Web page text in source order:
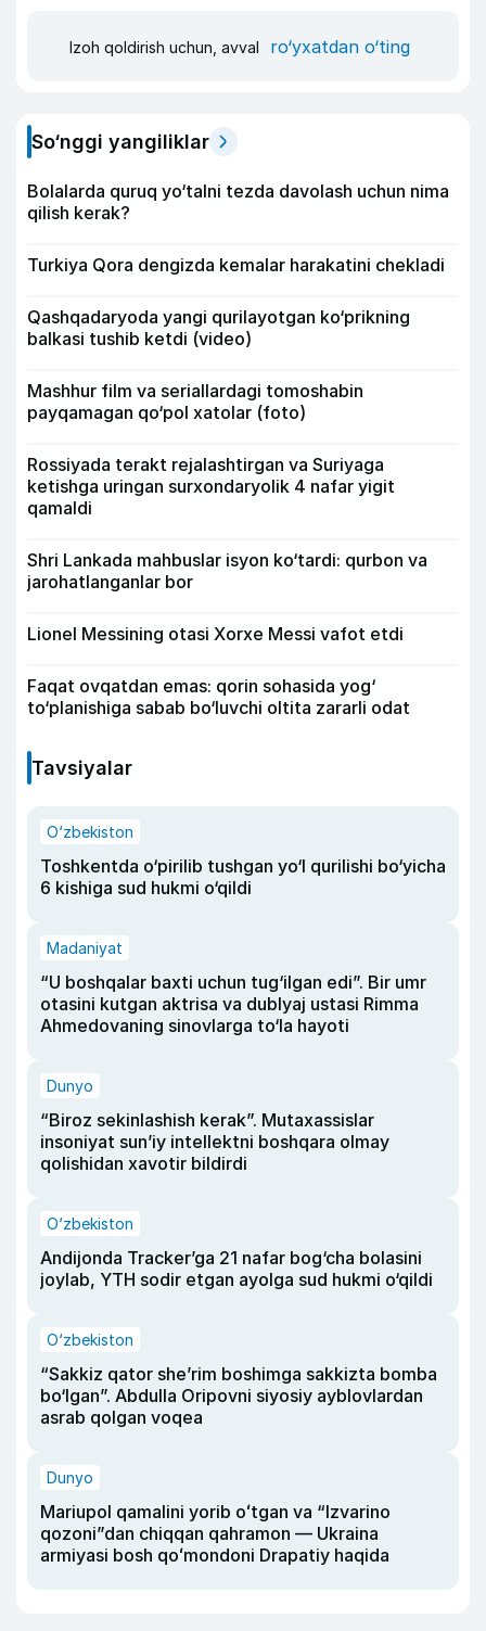
Izoh qoldirish uchun, avval ro‘yxatdan o‘ting
So‘nggi yangiliklar
Bolalarda quruq yo‘talni tezda davolash uchun nima
qilish kerak?
Turkiya Qora dengizda kemalar harakatini chekladi
Qashqadaryoda yangi qurilayotgan ko‘prikning
balkasi tushib ketdi (video)
Mashhur film va seriallardagi tomoshabin
payqamagan qo‘pol xatolar (foto)
Rossiyada terakt rejalashtirgan va Suriyaga
ketishga uringan surxondaryolik 4 nafar yigit
qamaldi
Shri Lankada mahbuslar isyon ko‘tardi: qurbon va
jarohatlanganlar bor
Lionel Messining otasi Xorxe Messi vafot etdi
Faqat ovqatdan emas: qorin sohasida yog‘
to‘planishiga sabab bo‘luvchi oltita zararli odat
Tavsiyalar
O‘zbekiston
Toshkentda o‘pirilib tushgan yo‘l qurilishi bo‘yicha
6 kishiga sud hukmi o‘qildi
Madaniyat
“U boshqalar baxti uchun tug‘ilgan edi”. Bir umr
otasini kutgan aktrisa va dublyaj ustasi Rimma
Ahmedovaning sinovlarga to‘la hayoti
Dunyo
“Biroz sekinlashish kerak”. Mutaxassislar
insoniyat sun’iy intellektni boshqara olmay
qolishidan xavotir bildirdi
O‘zbekiston
Andijonda Tracker’ga 21 nafar bog‘cha bolasini
joylab, YTH sodir etgan ayolga sud hukmi o‘qildi
O‘zbekiston
“Sakkiz qator she’rim boshimga sakkizta bomba
bo‘lgan”. Abdulla Oripovni siyosiy ayblovlardan
asrab qolgan voqea
Dunyo
Mariupol qamalini yorib oʻtgan va “Izvarino
qozoni”dan chiqqan qahramon — Ukraina
armiyasi bosh qoʻmondoni Drapatiy haqida